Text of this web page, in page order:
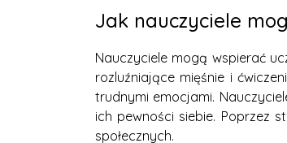
Jak nauczyciele
Nauczyciele mogą wspierać
rozluźniające mięśnie i
trudnymi emocjami.
ich pewności siebie. Poprzez
społecznych.